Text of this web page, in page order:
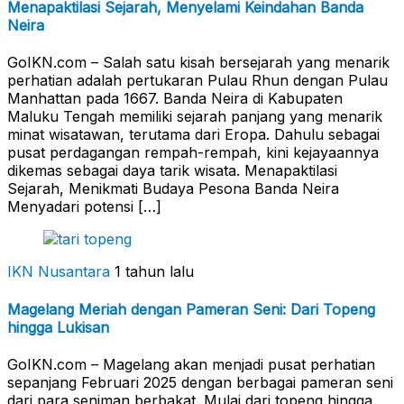
Menapaktilasi Sejarah, Menyelami Keindahan Banda
Neira
GoIKN.com – Salah satu kisah bersejarah yang menarik
perhatian adalah pertukaran Pulau Rhun dengan Pulau
Manhattan pada 1667. Banda Neira di Kabupaten
Maluku Tengah memiliki sejarah panjang yang menarik
minat wisatawan, terutama dari Eropa. Dahulu sebagai
pusat perdagangan rempah-rempah, kini kejayaannya
dikemas sebagai daya tarik wisata. Menapaktilasi
Sejarah, Menikmati Budaya Pesona Banda Neira
Menyadari potensi […]
IKN Nusantara 1 tahun lalu
Magelang Meriah dengan Pameran Seni: Dari Topeng
hingga Lukisan
GoIKN.com – Magelang akan menjadi pusat perhatian
sepanjang Februari 2025 dengan berbagai pameran seni
dari para seniman berbakat. Mulai dari topeng hingga